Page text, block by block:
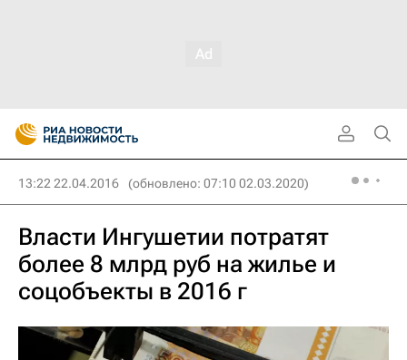
13:22 22.04.2016 (обновлено: 07:10 02.03.2020)
Власти Ингушетии потратят
более 8 млрд руб на жилье и
соцобъекты в 2016 г